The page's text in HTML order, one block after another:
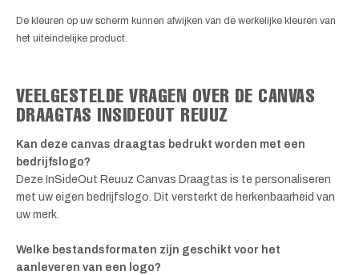
De kleuren op uw scherm kunnen afwijken van de werkelijke kleuren van
het uiteindelijke product.
VEELGESTELDE VRAGEN OVER DE CANVAS
DRAAGTAS INSIDEOUT REUUZ
Kan deze canvas draagtas bedrukt worden met een
bedrijfslogo?
Deze InSideOut Reuuz Canvas Draagtas is te personaliseren
met uw eigen bedrijfslogo. Dit versterkt de herkenbaarheid van
uw merk.
Welke bestandsformaten zijn geschikt voor het
aanleveren van een logo?